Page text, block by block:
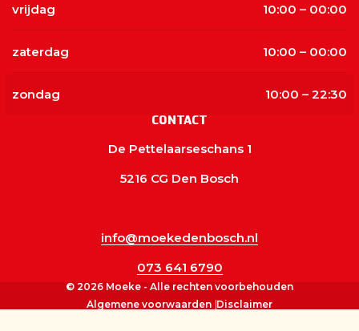
vrijdag 10:00 – 00:00
zaterdag 10:00 – 00:00
zondag 10:00 – 22:30
CONTACT
De Pettelaarseschans 1
5216 CG Den Bosch
info@moekedenbosch.nl
073 641 6790
© 2026 Moeke - Alle rechten voorbehouden
Algemene voorwaarden Disclaimer